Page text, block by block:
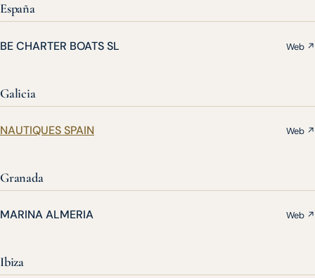
España
BE CHARTER BOATS SL Web ↗
Galicia
NAUTIQUES SPAIN Web ↗
Granada
MARINA ALMERIA Web ↗
Ibiza